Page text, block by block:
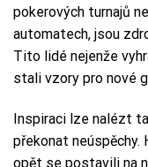
pokerových turnajů
automatech, jsou
Tito lidé nejenže
stali vzory pro nové
Inspiraci lze nalézt
překonat
opět se postavili na